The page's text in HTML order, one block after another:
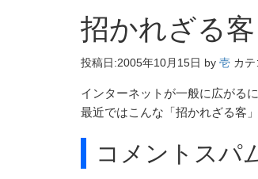
招かれざる客
投稿日:2005年10月15日 by 壱 カテ
インターネットが一般に広がる
最近ではこんな「招かれざる客
コメントスパ